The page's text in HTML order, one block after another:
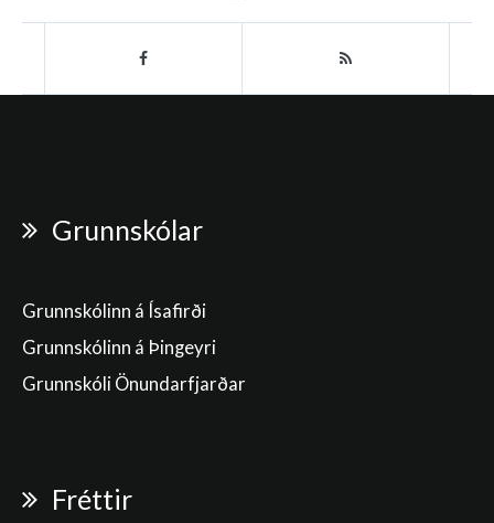
Grunnskólar
Grunnskólinn á Ísafirði
Grunnskólinn á Þingeyri
Grunnskóli Önundarfjarðar
Fréttir